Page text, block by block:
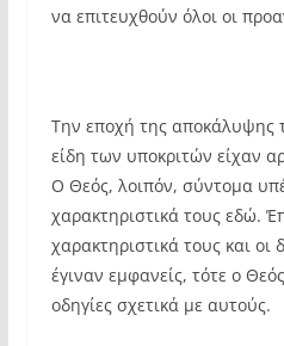
να επιτευχθούν όλοι οι
Την εποχή της
είδη των υποκριτών είχαν
Ο Θεός, λοιπόν, σύντομα
χαρακτηριστικά τους εδώ.
χαρακτηριστικά τους και οι
έγιναν εμφανείς, τότε ο
οδηγίες σχετικά με αυτούς.